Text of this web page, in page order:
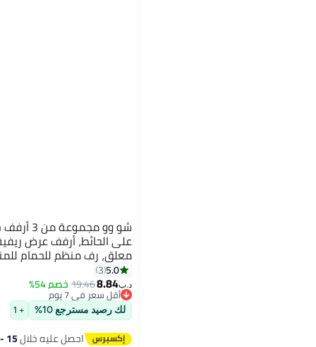
شو وو
على الحائط، أرفف عرض
معلق، رف منظم للحمام
5.0
3
د.ب‏8.84
19.46خصم 54%
أقل سعر في 7 يوم
أقل سعر في 7 يوم
لك رصيد مسترجع 10% + 1
احصل عليه خلال15 - 16 اغسطس